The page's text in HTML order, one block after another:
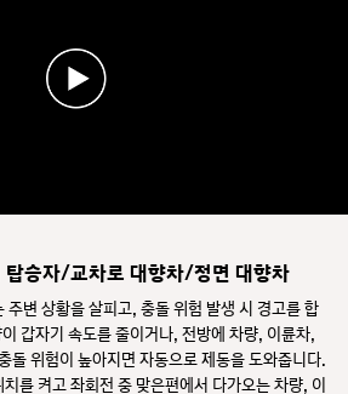
승자/교차로 대향차/정면 대향차
변 상황을 살피고, 충돌 위험 발생 시 경고를 합
갑자기 속도를 줄이거나, 전방에 차량, 이륜차,
돌 위험이 높아지면 자동으로 제동을 도와줍니다.
를 켜고 좌회전 중 맞은편에서 다가오는 차량, 이